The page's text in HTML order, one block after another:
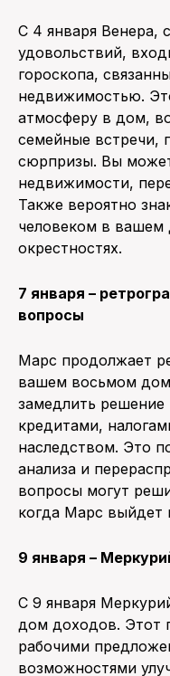
С 4 января Венера,
удовольствий,
гороскопа,
недвижимостью.
атмосферу в дом,
семейные встречи,
сюрпризы. Вы
недвижимости,
Также вероятно
человеком в вашем
окрестностях.
7 января –
вопросы
Марс продолжает
вашем восьмом
замедлить решение
кредитами,
наследством. Это
анализа и
вопросы могут
когда Марс выйдет
9 января –
С 9 января
дом доходов. Этот
рабочими
возможностями